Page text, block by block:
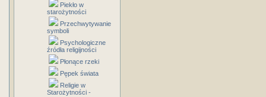
Piekło w
starożytności
Przechwytywanie
symboli
Psychologiczne
źródła religijności
Płonące rzeki
Pępek świata
Religie w
Starożytności -